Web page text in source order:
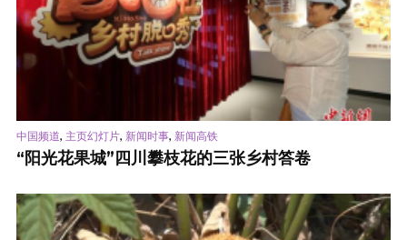
中国频道, 主页幻灯片, 新闻时事, 新闻高铁
“阳光花果城”四川攀枝花的三张乡村答卷